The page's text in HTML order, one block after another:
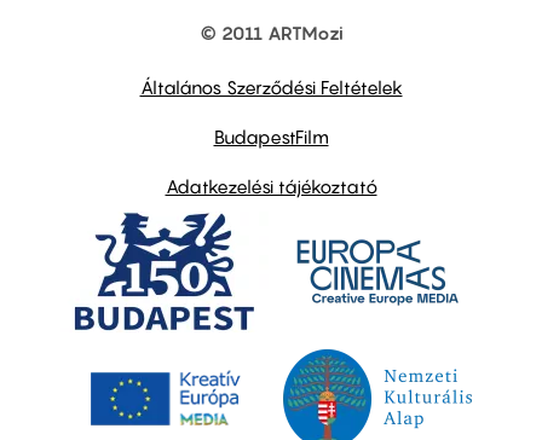
© 2011 ARTMozi
Általános Szerződési Feltételek
BudapestFilm
Adatkezelési tájékoztató